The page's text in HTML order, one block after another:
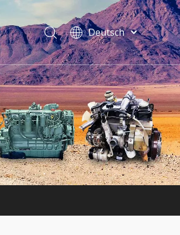
Deutsch
فارسی
Bahasa
indonesia
Türk dili
ไทย
Italiano
Português
Español
Pусский
English